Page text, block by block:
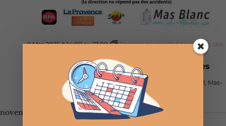
Encierro hivernale à Mas Blanc des Alpilles
9 Mar 2025 à 14:00au17:00
Encierro hivernale à Mas Blanc des
City stade de Mas-Blanc-des-AlpillesChemin des Tilleuls 1, Mas-
Blanc-des-Alpilles, Bouches du Rhône, France
novembre 2024